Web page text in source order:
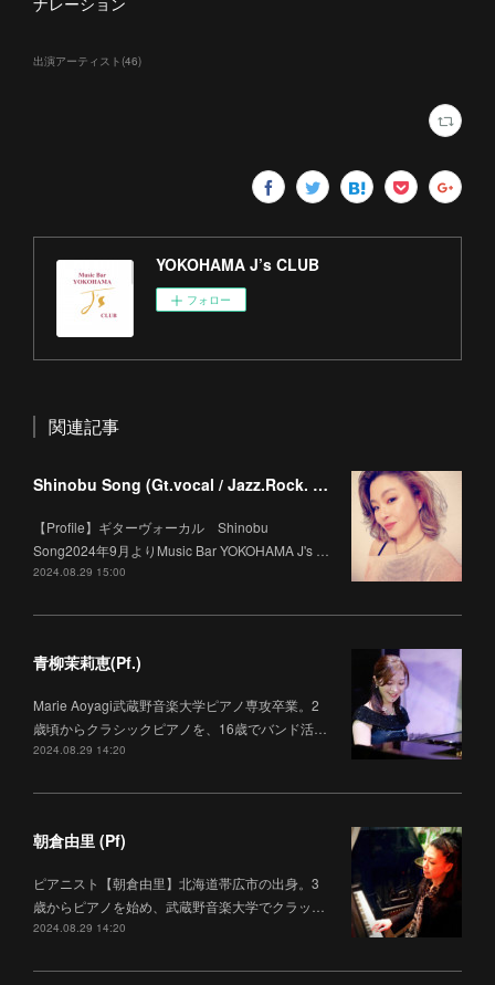
出演アーティスト (46)
YOKOHAMA J’s CLUB
フォロー
関連記事
Shinobu Song (Gt.vocal / Jazz.Rock. Blues)
【Profile】ギターヴォーカル Shinobu
Song2024年9月よりMusic Bar YOKOHAMA J's …
2024.08.29 15:00
青柳茉莉恵(Pf.)
Marie Aoyagi武蔵野音楽大学ピアノ専攻卒業。2
歳頃からクラシックピアノを、16歳でバンド活…
2024.08.29 14:20
朝倉由里 (Pf)
ピアニスト【朝倉由里】北海道帯広市の出身。3
歳からピアノを始め、武蔵野音楽大学でクラッ…
2024.08.29 14:20